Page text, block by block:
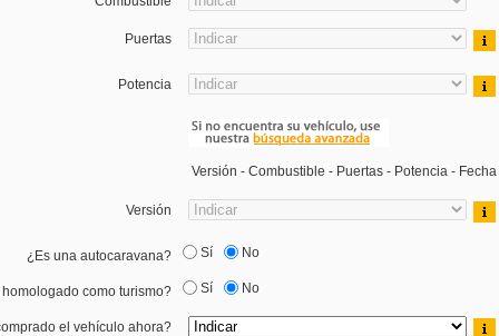
Puertas
Potencia
Versión - Combustible - Puertas - Potencia -
Versión
¿Es una autocaravana? Sí No
como turismo? Sí No
el vehículo ahora?